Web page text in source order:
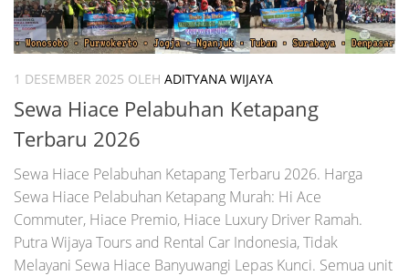
1 DESEMBER 2025 OLEH ADITYANA WIJAYA
Sewa Hiace Pelabuhan Ketapang
Terbaru 2026
Sewa Hiace Pelabuhan Ketapang Terbaru 2026. Harga
Sewa Hiace Pelabuhan Ketapang Murah: Hi Ace
Commuter, Hiace Premio, Hiace Luxury Driver Ramah.
Putra Wijaya Tours and Rental Car Indonesia, Tidak
Melayani Sewa Hiace Banyuwangi Lepas Kunci. Semua unit